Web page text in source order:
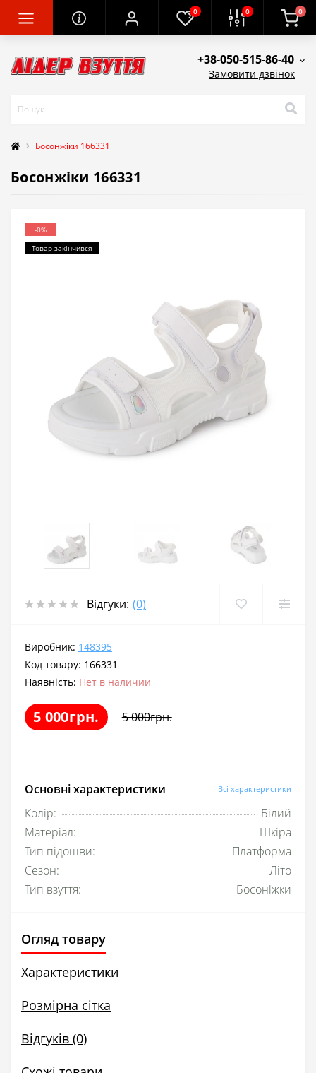
0 0 0
+38-050-515-86-40
Замовити дзвінок
Босонжіки 166331
Босонжіки 166331
-0%
Товар закінчився
Відгуки: (0)
Виробник: 148395
Код товару: 166331
Наявність: Нет в наличии
5 000грн. 5 000грн.
Основні характеристики Всі характеристики
Колір:
Білий
Матеріал:
Шкіра
Тип підошви:
Платформа
Сезон:
Літо
Тип взуття:
Босоніжки
Огляд товару
Характеристики
Розмірна сітка
Відгуків (0)